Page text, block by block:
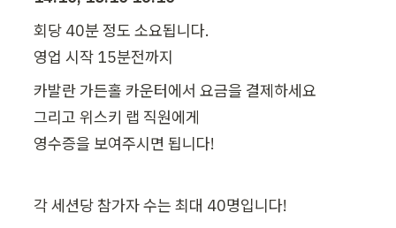
회당 40분 정도 소요됩니다.
카발란 가든홀 카운터에서 요금을 결제하세요
그리고 위스키 랩 직원에게
영수증을 보여주시면 됩니다!
각 세션당 참가자 수는 최대 40명입니다!